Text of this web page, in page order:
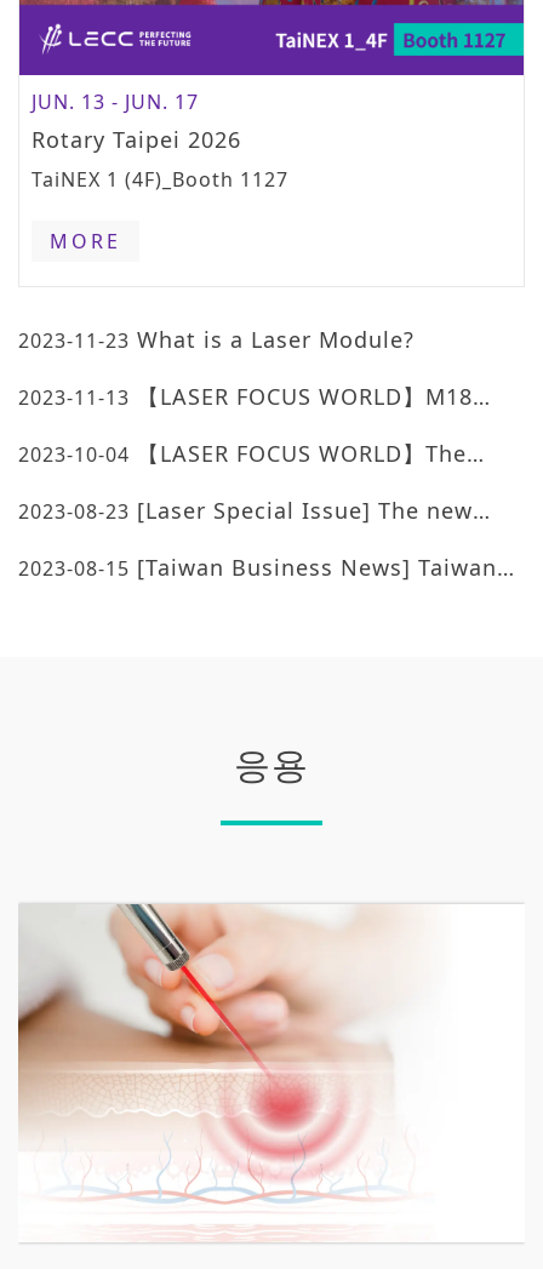
JUN. 13 - JUN. 17
Rotary Taipei 2026
TaiNEX 1 (4F)_Booth 1127
MORE
2023-11-23 What is a Laser Module?
2023-11-13
【LASER FOCUS WORLD】M18
2023-10-04
【LASER FOCUS WORLD】The
with medical applications.
2023-08-23 [Laser Special Issue] The new
2023-08-15 [Taiwan Business News] Taiwan
응용